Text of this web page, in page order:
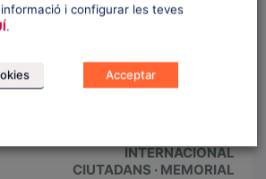
info@caei.es
INTERNACIONAL
CIUTADANS · MEMORIAL
i configurar les teves
.
Acceptar